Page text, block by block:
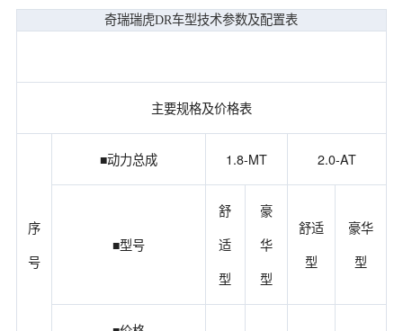
奇瑞瑞虎DR车型技术参数及配置表
主要规格及价格表
序
号
■动力总成 1.8-MT 2.0-AT
■型号
舒
适
型
豪
华
型
舒适
型
豪华
型